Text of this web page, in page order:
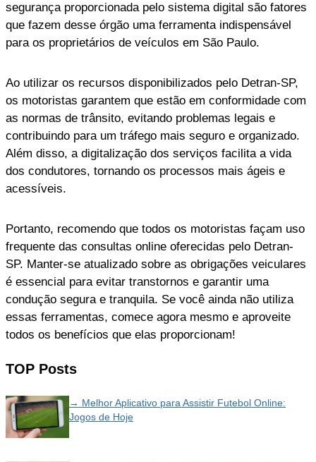
segurança proporcionada pelo sistema digital são fatores
que fazem desse órgão uma ferramenta indispensável
para os proprietários de veículos em São Paulo.
Ao utilizar os recursos disponibilizados pelo Detran-SP,
os motoristas garantem que estão em conformidade com
as normas de trânsito, evitando problemas legais e
contribuindo para um tráfego mais seguro e organizado.
Além disso, a digitalização dos serviços facilita a vida
dos condutores, tornando os processos mais ágeis e
acessíveis.
Portanto, recomendo que todos os motoristas façam uso
frequente das consultas online oferecidas pelo Detran-
SP. Manter-se atualizado sobre as obrigações veiculares
é essencial para evitar transtornos e garantir uma
condução segura e tranquila. Se você ainda não utiliza
essas ferramentas, comece agora mesmo e aproveite
todos os benefícios que elas proporcionam!
TOP Posts
→ Melhor Aplicativo para Assistir Futebol Online:
Jogos de Hoje